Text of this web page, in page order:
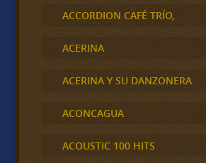
ACCORDION CAFÉ TRÍO,
ACERINA
ACERINA Y SU DANZONERA
ACONCAGUA
ACOUSTIC 100 HITS